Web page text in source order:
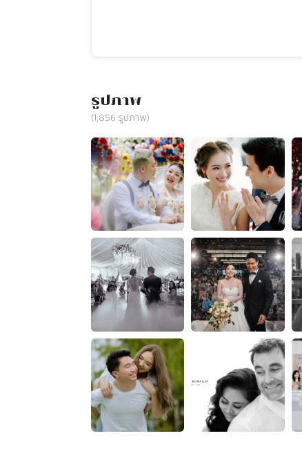
รูปภาพ
(1,856 รูปภาพ)